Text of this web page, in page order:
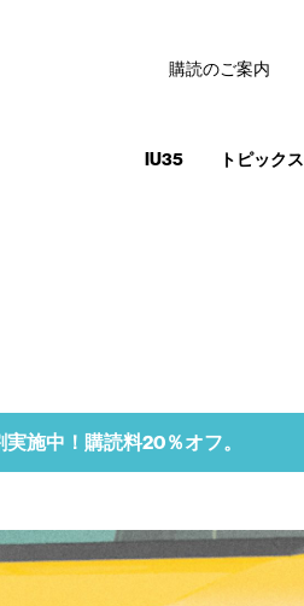
IU35 トピックス
購読のご案内
実施中！購読料20％オフ。